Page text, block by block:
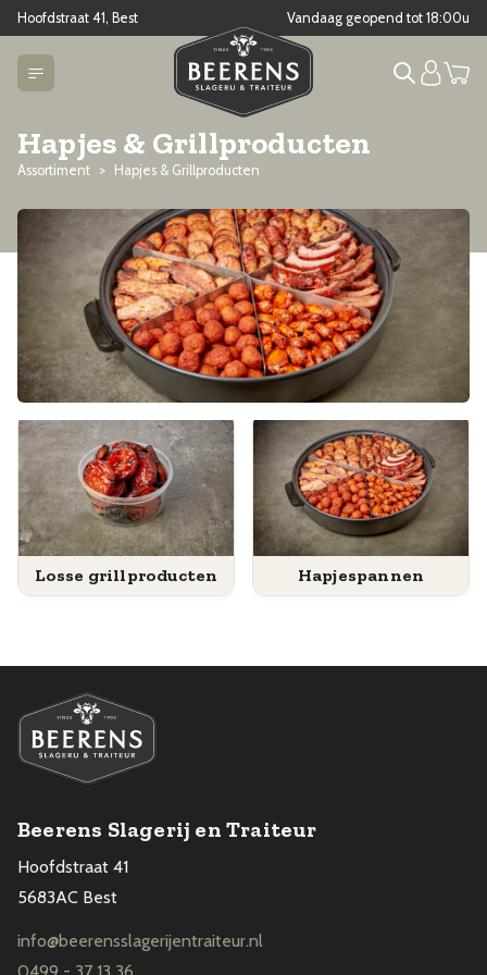
Hoofdstraat 41, Best Vandaag geopend tot 18:00u
Assortiment Hapjes & Grillproducten
Hapjes & Grillproducten
Losse grillproducten Hapjespannen
Beerens Slagerij en Traiteur
Hoofdstraat 41
5683AC Best
info@beerensslagerijentraiteur.nl